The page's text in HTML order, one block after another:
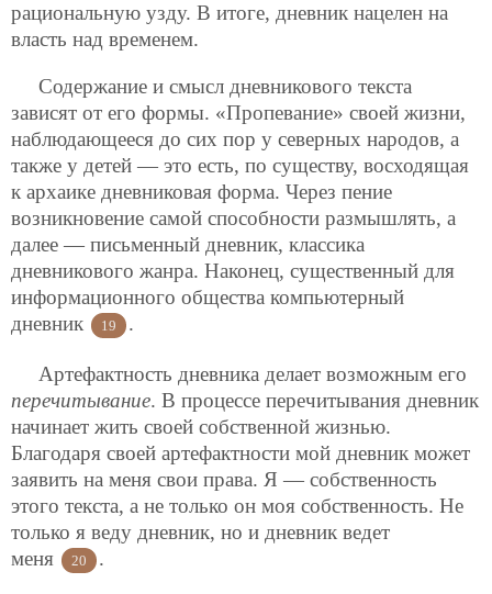
рациональную узду. В итоге, дневник нацелен на
власть над временем.
Содержание и смысл дневникового текста
зависят от его формы. «Пропевание» своей жизни,
наблюдающееся до сих пор у северных народов, а
также у детей — это есть, по существу, восходящая
к архаике дневниковая форма. Через пение
возникновение самой способности размышлять, а
далее — письменный дневник, классика
дневникового жанра. Наконец, существенный для
информационного общества компьютерный
дневник
19 .
Артефактность дневника делает возможным его
перечитывание. В процессе перечитывания дневник
начинает жить своей собственной жизнью.
Благодаря своей артефактности мой дневник может
заявить на меня свои права. Я — собственность
этого текста, а не только он моя собственность. Не
только я веду дневник, но и дневник ведет
меня
20 .